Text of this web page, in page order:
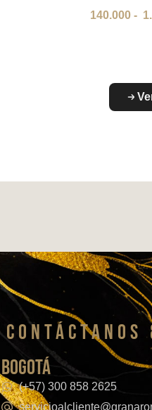
140.000 -
CONTáCTanos
bogotá
(+57) 300 858 2625